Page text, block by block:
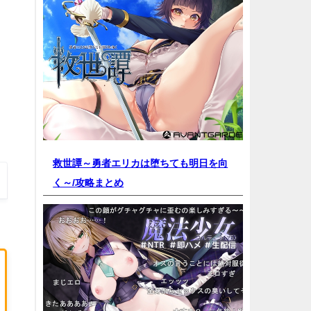
救世譚～勇者エリカは堕ちても明日を向
く～/攻略まとめ